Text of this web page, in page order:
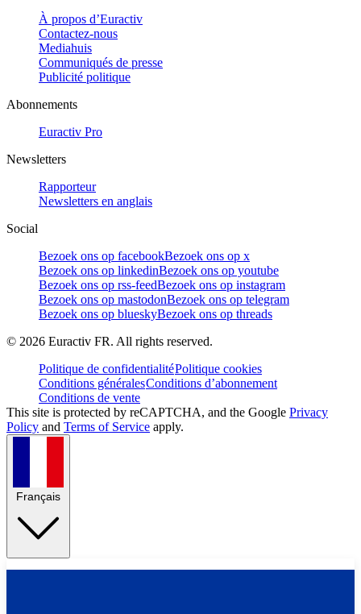
À propos d’Euractiv
Contactez-nous
Mediahuis
Communiqués de presse
Publicité politique
Abonnements
Euractiv Pro
Newsletters
Rapporteur
Newsletters en anglais
Social
Bezoek ons op facebookBezoek ons op x
Bezoek ons op linkedinBezoek ons op youtube
Bezoek ons op rss-feedBezoek ons op instagram
Bezoek ons op mastodonBezoek ons op telegram
Bezoek ons op blueskyBezoek ons op threads
© 2026 Euractiv FR. All rights reserved.
Politique de confidentialitéPolitique cookies
Conditions généralesConditions d’abonnement
Conditions de vente
This site is protected by reCAPTCHA, and the Google Privacy
Policy and Terms of Service apply.
Français